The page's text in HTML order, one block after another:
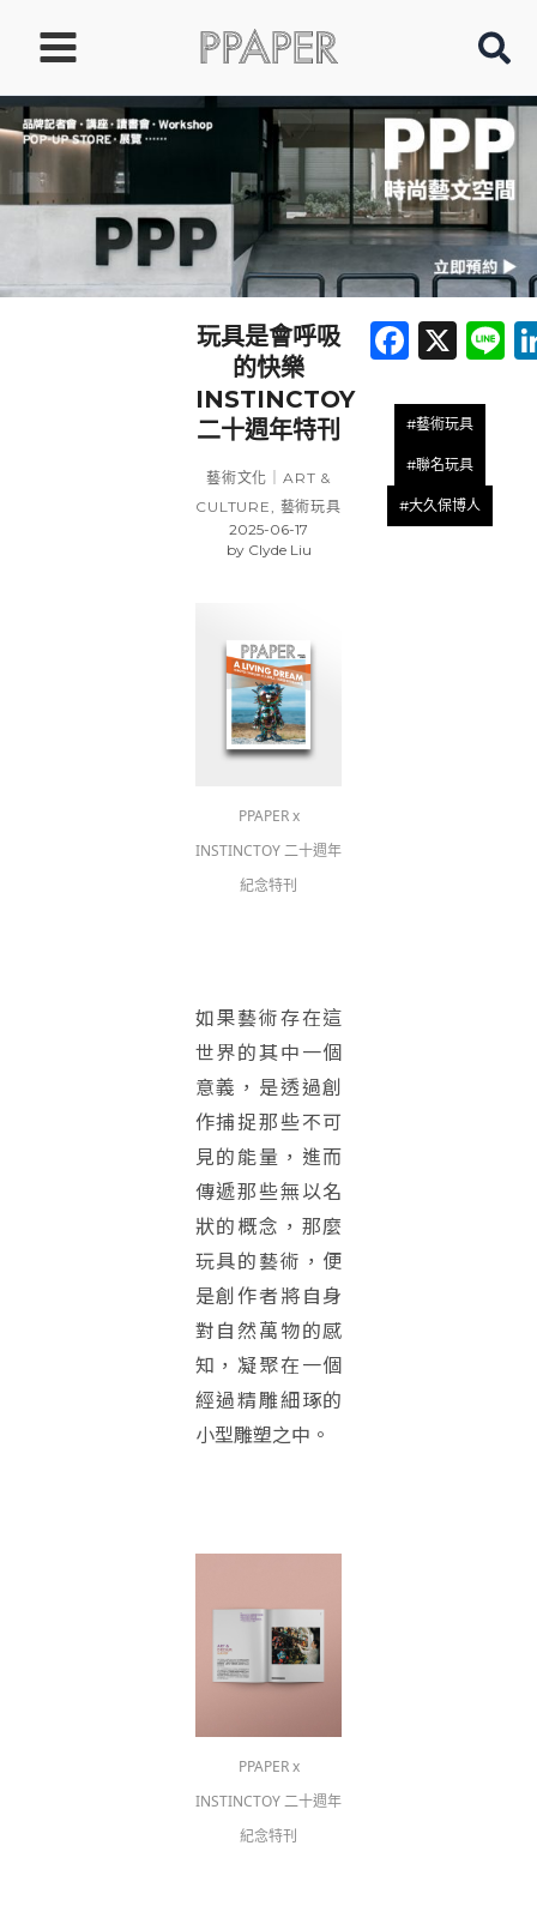
要
內
玩具是會呼吸
的快樂
INSTINCTOY
二十週年特刊
藝術文化｜ART &
CULTURE, 藝術玩具
2025-06-17
byClyde Liu
PPAPER x
INSTINCTOY 二十週年
紀念特刊
如果藝術存在這
世界的其中一個
意義，是透過創
作捕捉那些不可
見的能量，進而
傳遞那些無以名
狀的概念，那麼
玩具的藝術，便
是創作者將自身
對自然萬物的感
知，凝聚在一個
經過精雕細琢的
小型雕塑之中。
PPAPER x
INSTINCTOY 二十週年
紀念特刊
X
#藝術玩具
#聯名玩具
#大久保博人